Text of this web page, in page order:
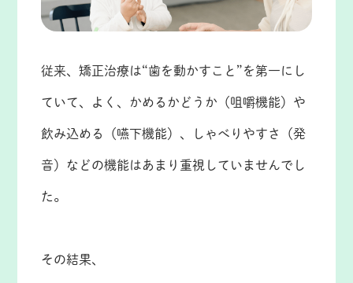
従来、矯正治療は“歯を動かすこと”を第一にし
ていて、よく、かめるかどうか（咀嚼機能）や
飲み込める（嚥下機能）、しゃべりやすさ（発
音）などの機能はあまり重視していませんでし
た。
その結果、